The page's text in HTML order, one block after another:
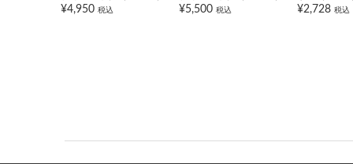
¥4,950 税込 ¥5,500 税込 ¥2,728 税込